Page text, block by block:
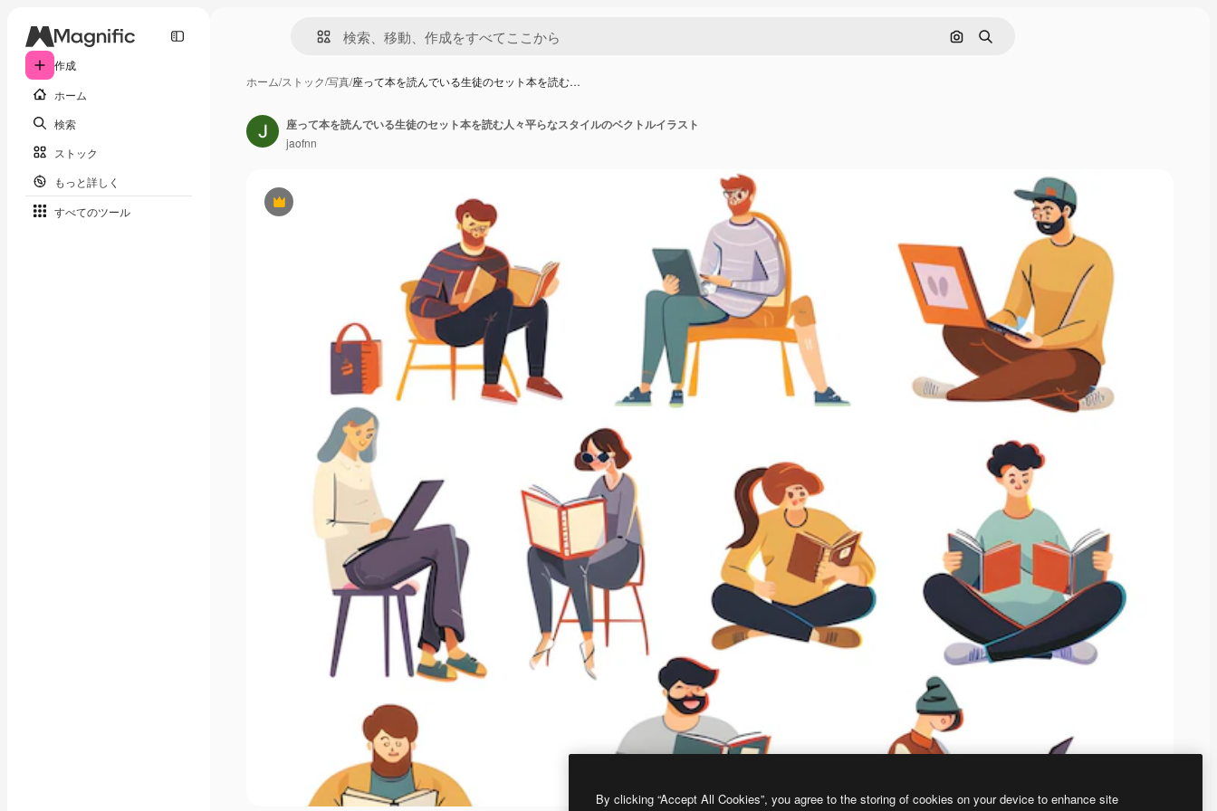
作成
ホーム
検索
ストック
もっと詳しく
すべてのツール
画像で検索
検索
ホーム/ストック/写真/座って本を読んでいる生徒のセット本を読む…
Premium
座って本を読んでいる生徒のセット本を読む人々平らなスタイルのベクトルイラスト
jaofnn
By clicking “Accept All Cookies”, you agree to the storing of cookies on your device to enhance site